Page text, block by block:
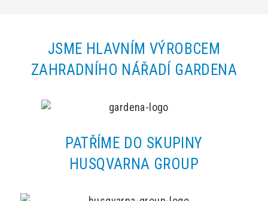
JSME HLAVNÍM VÝROBCEM
ZAHRADNÍHO NÁŘADÍ GARDENA
PATŘÍME DO SKUPINY
HUSQVARNA GROUP